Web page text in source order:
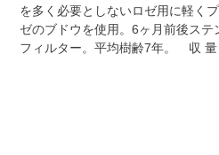
を多く必要としないロゼ用に軽く
ゼのブドウを使用。6ヶ月前後ス
フィルター。平均樹齢7年。 収 量